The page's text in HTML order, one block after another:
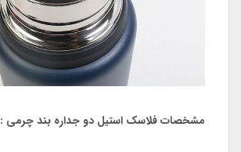
مشخصات فلاسک استیل دو جداره بند چرمی :